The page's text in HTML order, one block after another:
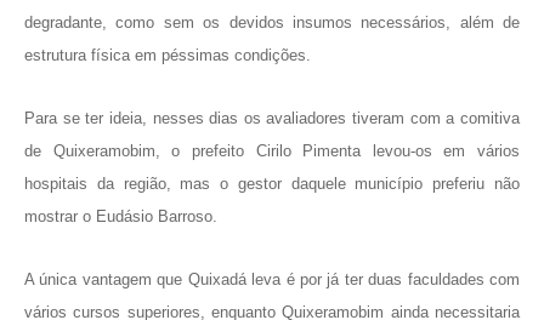
degradante, como sem os devidos insumos necessários, além de
estrutura física em péssimas condições.
Para se ter ideia, nesses dias os avaliadores tiveram com a comitiva
de Quixeramobim, o prefeito Cirilo Pimenta levou-os em vários
hospitais da região, mas o gestor daquele município preferiu não
mostrar o Eudásio Barroso.
A única vantagem que Quixadá leva é por já ter duas faculdades com
vários cursos superiores, enquanto Quixeramobim ainda necessitaria